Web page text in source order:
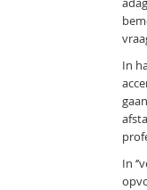
In
In